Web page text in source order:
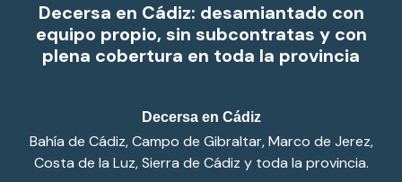
Decersa en Cádiz: desamiantado con
equipo propio, sin subcontratas y con
plena cobertura en toda la provincia
Decersa en Cádiz
Bahía de Cádiz, Campo de Gibraltar, Marco de Jerez,
Costa de la Luz, Sierra de Cádiz y toda la provincia.